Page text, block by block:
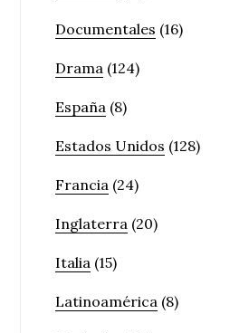
Documentales (16)
Drama (124)
España (8)
Estados Unidos (128)
Francia (24)
Inglaterra (20)
Italia (15)
Latinoamérica (8)